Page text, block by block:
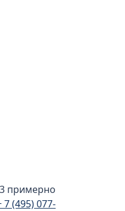
примерно
7 (495) 077-